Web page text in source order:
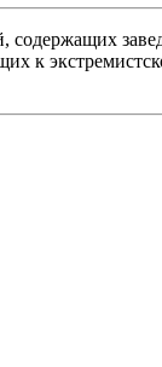
содержащих
к